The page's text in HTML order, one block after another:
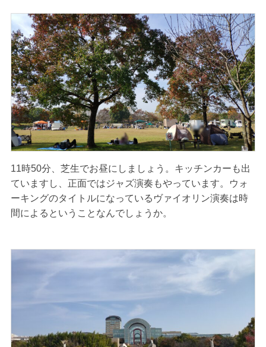
11時50分、芝生でお昼にしましょう。キッチンカーも出
ていますし、正面ではジャズ演奏もやっています。ウォ
ーキングのタイトルになっているヴァイオリン演奏は時
間によるということなんでしょうか。